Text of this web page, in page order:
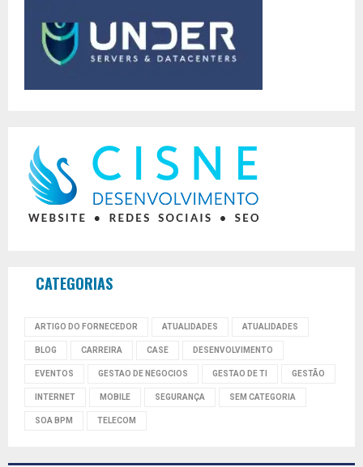
CATEGORIAS
ARTIGO DO FORNECEDOR ATUALIDADES ATUALIDADES
BLOG CARREIRA CASE DESENVOLVIMENTO
EVENTOS GESTAO DE NEGOCIOS GESTAO DE TI GESTÃO
INTERNET MOBILE SEGURANÇA SEM CATEGORIA
SOA BPM TELECOM